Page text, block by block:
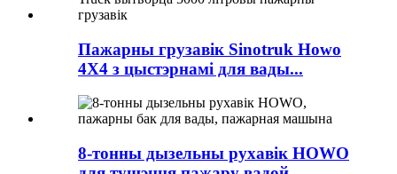
Пажарны грузавік Sinotruk Howo
4X4 з цыстэрнамі для вады...
8-тонны дызельны рухавік HOWO